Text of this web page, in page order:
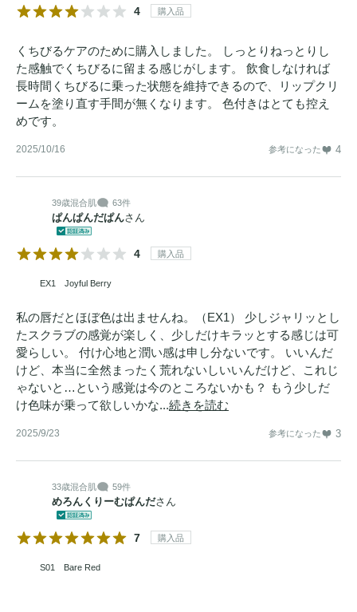
4 購入品
くちびるケアのために購入しました。 しっとりねっとりし
た感触でくちびるに留まる感じがします。 飲食しなければ
長時間くちびるに乗った状態を維持できるので、リップクリ
ームを塗り直す手間が無くなります。 色付きはとても控え
めです。
2025/10/16 参考になった 4
39歳混合肌 63件
ぱんぱんだぱんさん
4 購入品
EX1 Joyful Berry
私の唇だとほぼ色は出ませんね。（EX1） 少しジャリッとし
たスクラブの感覚が楽しく、少しだけキラッとする感じは可
愛らしい。 付け心地と潤い感は申し分ないです。 いいんだ
けど、本当に全然まったく荒れないしいいんだけど、これじ
ゃないと…という感覚は今のところないかも？ もう少しだ
け色味が乗って欲しいかな...続きを読む
2025/9/23 参考になった 3
33歳混合肌 59件
めろんくりーむぱんださん
7 購入品
S01 Bare Red